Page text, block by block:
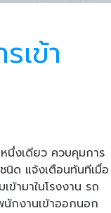
เข้า
นึ่งเดียว ควบคุมการ
นิด แจ้งเตือนทันทีเมื่อ
ามาในโรงงาน รถ
กงานเข้าออกนอก